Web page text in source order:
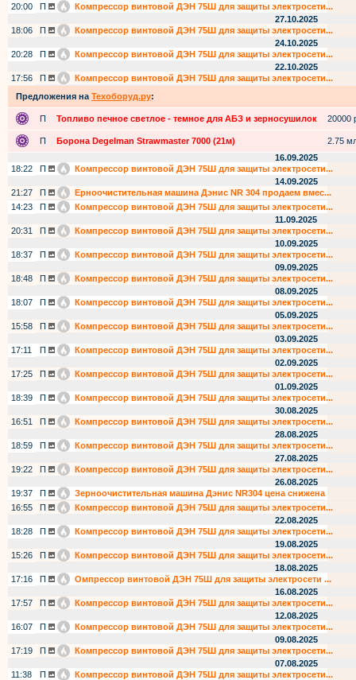
20:00
П
Компрессор винтовой ДЭН 75Ш для защиты электросети...
27.10.2025
18:06
П
Компрессор винтовой ДЭН 75Ш для защиты электросети...
24.10.2025
20:28
П
Компрессор винтовой ДЭН 75Ш для защиты электросети...
22.10.2025
17:56
П
Компрессор винтовой ДЭН 75Ш для защиты электросети...
Предложения на Техоборуд.ру:
П Топливо печное светлое - темное для АБЗ и зерносушилок 20000
П Борона Degelman Strawmaster 7000 (21м)
2.75
16.09.2025
18:22
П
Компрессор винтовой ДЭН 75Ш для защиты электросети...
14.09.2025
21:27
П
Ерноочистительная машина Дэнис NR 304 продаем вмес...
14:23
П
Компрессор винтовой ДЭН 75Ш для защиты электросети...
11.09.2025
20:31
П
Компрессор винтовой ДЭН 75Ш для защиты электросети...
10.09.2025
18:37
П
Компрессор винтовой ДЭН 75Ш для защиты электросети...
09.09.2025
18:48
П
Компрессор винтовой ДЭН 75Ш для защиты электросети...
08.09.2025
18:07
П
Компрессор винтовой ДЭН 75Ш для защиты электросети...
05.09.2025
15:58
П
Компрессор винтовой ДЭН 75Ш для защиты электросети...
03.09.2025
17:11
П
Компрессор винтовой ДЭН 75Ш для защиты электросети...
02.09.2025
17:25
П
Компрессор винтовой ДЭН 75Ш для защиты электросети...
01.09.2025
18:39
П
Компрессор винтовой ДЭН 75Ш для защиты электросети...
30.08.2025
16:51
П
Компрессор винтовой ДЭН 75Ш для защиты электросети...
28.08.2025
18:59
П
Компрессор винтовой ДЭН 75Ш для защиты электросети...
27.08.2025
19:22
П
Компрессор винтовой ДЭН 75Ш для защиты электросети...
26.08.2025
19:37
П
Зерноочистительная машина Дэнис NR304 цена снижена
16:55
П
Компрессор винтовой ДЭН 75Ш для защиты электросети...
22.08.2025
18:28
П
Компрессор винтовой ДЭН 75Ш для защиты электросети...
19.08.2025
15:26
П
Компрессор винтовой ДЭН 75Ш для защиты электросети...
18.08.2025
17:16
П
Омпрессор винтовой ДЭН 75Ш для защиты электросети ...
16.08.2025
17:57
П
Компрессор винтовой ДЭН 75Ш для защиты электросети...
12.08.2025
16:07
П
Компрессор винтовой ДЭН 75Ш для защиты электросети...
09.08.2025
17:19
П
Компрессор винтовой ДЭН 75Ш для защиты электросети...
07.08.2025
11:38
П
Компрессор винтовой ДЭН 75Ш для защиты электросети...